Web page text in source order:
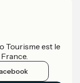
Tourisme est le